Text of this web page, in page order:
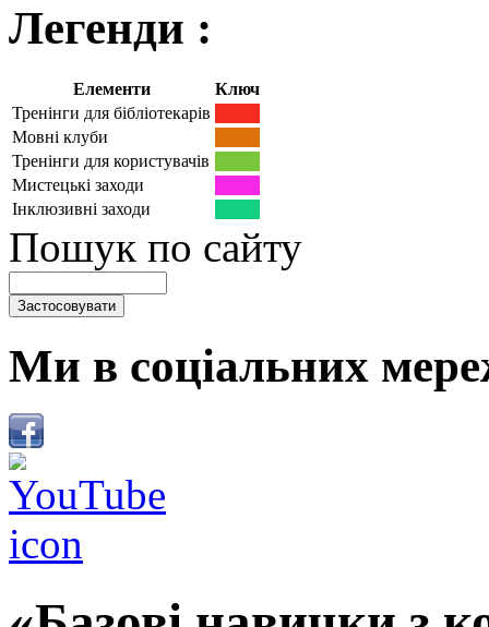
Легенди :
Елементи
Ключ
Тренінги для бібліотекарів
Мовні клуби
Тренінги для користувачів
Мистецькі заходи
Інклюзивні заходи
Пошук по сайту
Ми в соціальних